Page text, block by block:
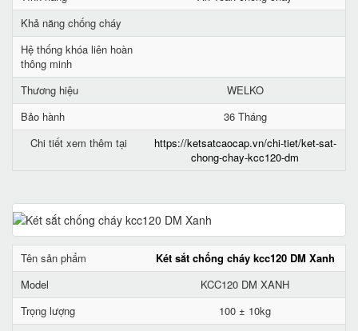
Khả năng chống cháy
Hệ thống khóa liên hoàn
thông minh
Thương hiệu
WELKO
Bảo hành
36 Tháng
Chi tiết xem thêm tại
https://ketsatcaocap.vn/chi-tiet/ket-sat-
chong-chay-kcc120-dm
Tên sản phẩm
Két sắt chống cháy kcc120 DM Xanh
Model
KCC120 DM XANH
Trọng lượng
100 ± 10kg